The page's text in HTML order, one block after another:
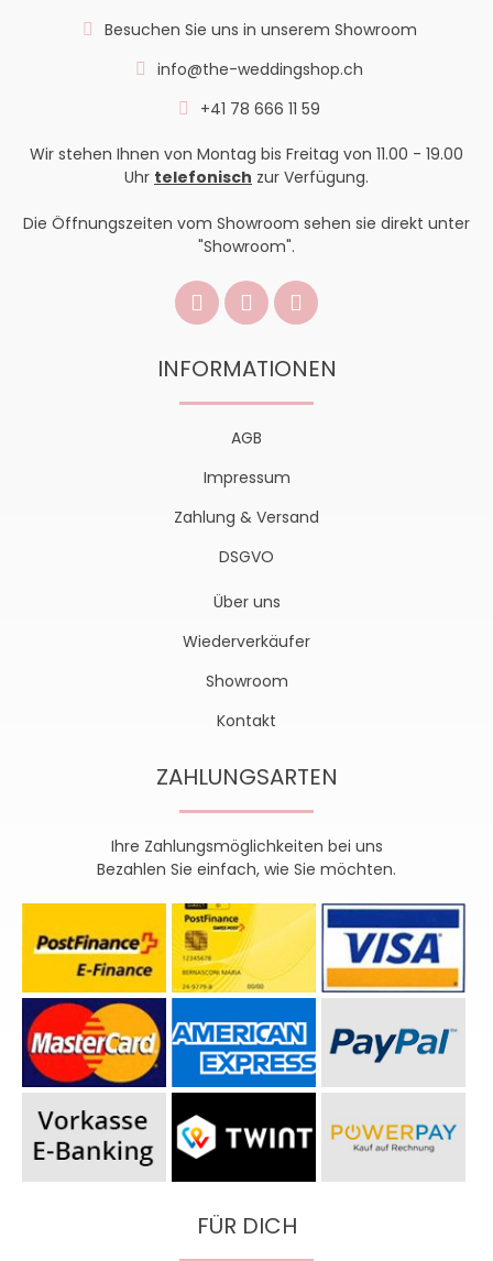
Besuchen Sie uns in unserem Showroom
info@the-weddingshop.ch
+41 78 666 11 59
Wir stehen Ihnen von Montag bis Freitag von 11.00 - 19.00
Uhr telefonisch zur Verfügung.
Die Öffnungszeiten vom Showroom sehen sie direkt unter
"Showroom".
INFORMATIONEN
AGB
Impressum
Zahlung & Versand
DSGVO
Über uns
Wiederverkäufer
Showroom
Kontakt
ZAHLUNGSARTEN
Ihre Zahlungsmöglichkeiten bei uns
Bezahlen Sie einfach, wie Sie möchten.
FÜR DICH